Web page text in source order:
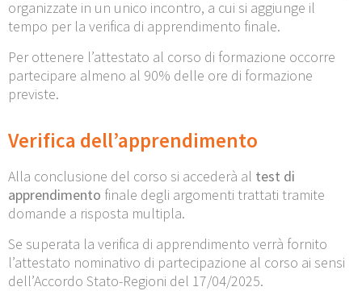
organizzate in un unico incontro, a cui si aggiunge il
tempo per la verifica di apprendimento finale.
Per ottenere l’attestato al corso di formazione occorre
partecipare almeno al 90% delle ore di formazione
previste.
Verifica dell’apprendimento
Alla conclusione del corso si accederà al test di
apprendimento finale degli argomenti trattati tramite
domande a risposta multipla.
Se superata la verifica di apprendimento verrà fornito
l’attestato nominativo di partecipazione al corso ai sensi
dell’Accordo Stato-Regioni del 17/04/2025.